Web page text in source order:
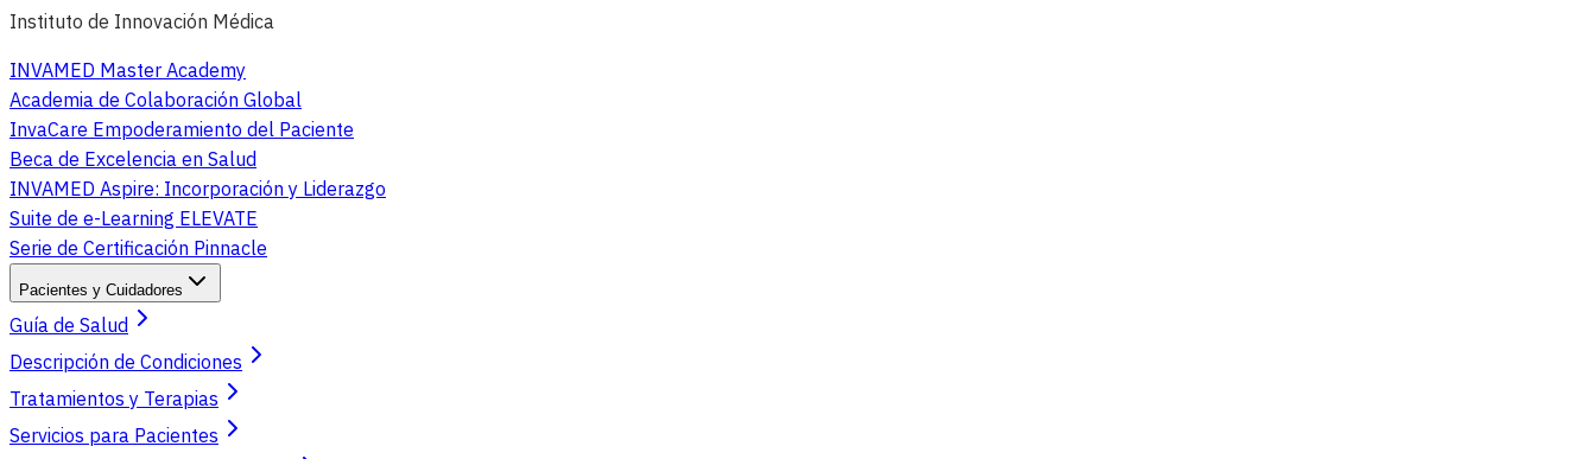
Instituto de Innovación Médica
INVAMED Master Academy
Academia de Colaboración Global
InvaCare Empoderamiento del Paciente
Beca de Excelencia en Salud
INVAMED Aspire: Incorporación y Liderazgo
Suite de e-Learning ELEVATE
Serie de Certificación Pinnacle
Pacientes y Cuidadores
Guía de Salud
Descripción de Condiciones
Tratamientos y Terapias
Servicios para Pacientes